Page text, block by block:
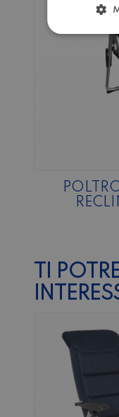
TI